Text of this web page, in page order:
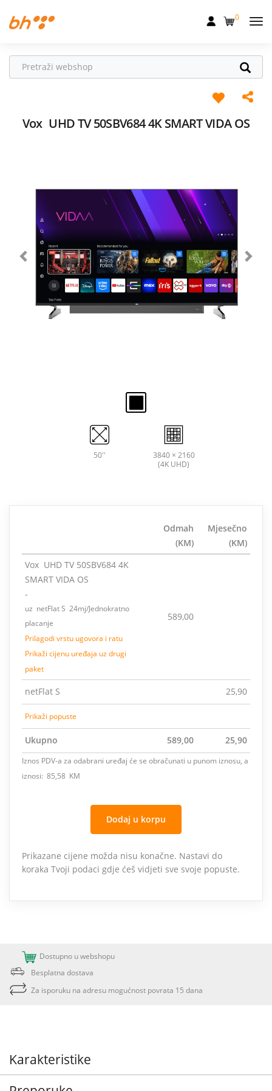
Fiksna
Televizija
Pogodnosti
Podrška
0
Vox UHD TV 50SBV684 4K SMART VIDA OS
50''
3840 × 2160
(4K UHD)
Odmah
(KM)
Mjesečno
(KM)
Vox UHD TV 50SBV684 4K
SMART VIDA OS
-
uz netFlat S 24mj/Jednokratno
placanje
Prilagodi vrstu ugovora i ratu
Prikaži cijenu uređaja uz drugi
paket
589,00
netFlat S 25,90
Prikaži popuste
Ukupno 589,00 25,90
Iznos PDV-a za odabrani uređaj će se obračunati u punom iznosu, a
iznosi: 85,58 KM
Dodaj u korpu
Prikazane cijene možda nisu konačne. Nastavi do
koraka Tvoji podaci gdje ćeš vidjeti sve svoje popuste.
Dostupno u webshopu
Besplatna dostava
Za isporuku na adresu mogućnost povrata 15 dana
Karakteristike